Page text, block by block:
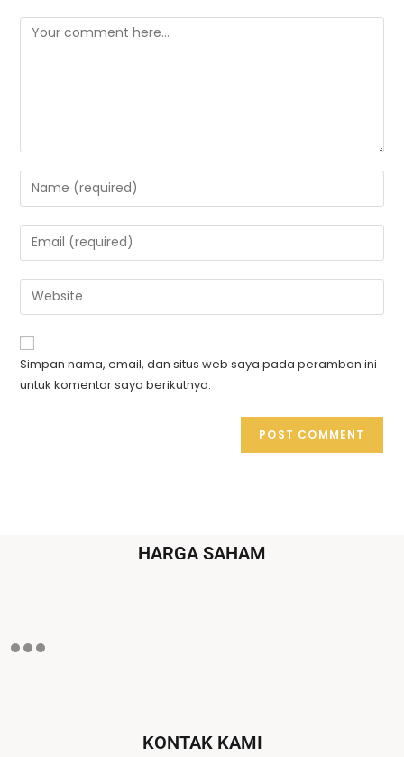
Simpan nama, email, dan situs web saya pada peramban ini
untuk komentar saya berikutnya.
HARGA SAHAM
KONTAK KAMI